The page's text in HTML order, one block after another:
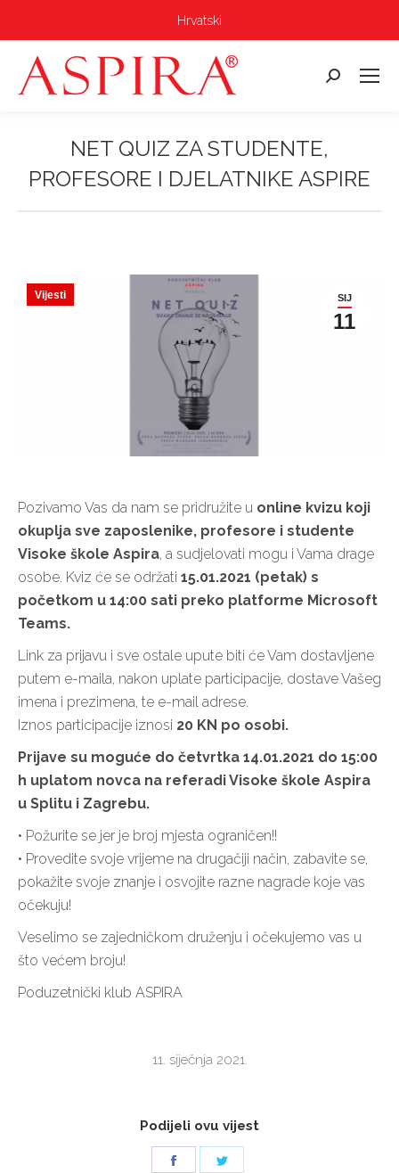
Hrvatski
Pretraga:
NET QUIZ ZA STUDENTE,
PROFESORE I DJELATNIKE ASPIRE
SIJ
11
Vijesti
Pozivamo Vas da nam se pridružite u online kvizu koji
okuplja sve zaposlenike, profesore i studente
Visoke škole Aspira, a sudjelovati mogu i Vama drage
osobe. Kviz će se održati 15.01.2021 (petak) s
početkom u 14:00 sati preko platforme Microsoft
Teams.
Link za prijavu i sve ostale upute biti će Vam dostavljene
putem e-maila, nakon uplate participacije, dostave Vašeg
imena i prezimena, te e-mail adrese.
Iznos participacije iznosi 20 KN po osobi.
Prijave su moguće do četvrtka 14.01.2021 do 15:00
h uplatom novca na referadi Visoke škole Aspira
u Splitu i Zagrebu.
• Požurite se jer je broj mjesta ograničen!!
• Provedite svoje vrijeme na drugačiji način, zabavite se,
pokažite svoje znanje i osvojite razne nagrade koje vas
očekuju!
Veselimo se zajedničkom druženju i očekujemo vas u
što većem broju!
Poduzetnički klub ASPIRA
11. siječnja 2021.
Podijeli ovu vijest